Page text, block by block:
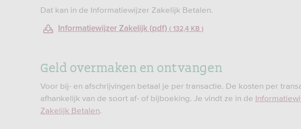
Dat kan in de Informatiewijzer Zakelijk Betalen.
Informatiewijzer Zakelijk (pdf) 132,4 KB
Geld overmaken en ontvangen
Voor bij- en afschrijvingen betaal je per transactie. De kosten per
afhankelijk van de soort af- of bijboeking. Je vindt ze in de
Zakelijk Betalen.